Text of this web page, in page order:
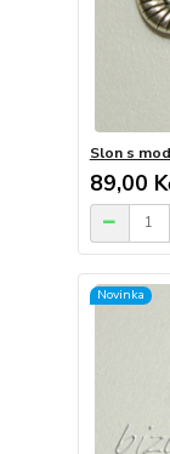
Slon s
89,00
Novinka